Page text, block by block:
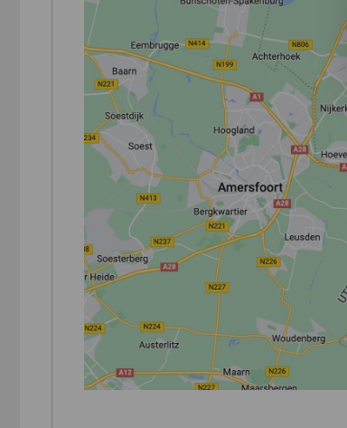
Op de foto's staat ook een rolbeugel.